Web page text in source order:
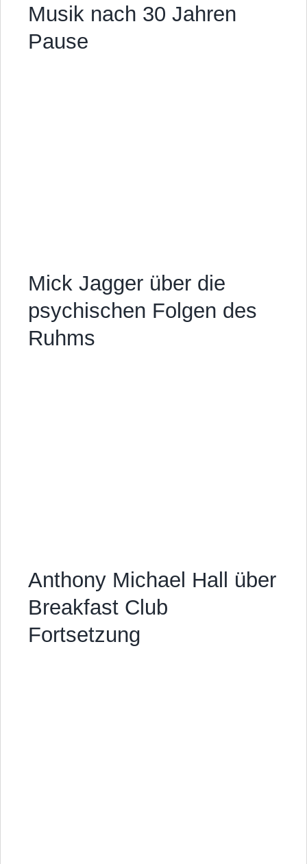
Musik nach 30 Jahren
Pause
Mick Jagger über die
psychischen Folgen des
Ruhms
Anthony Michael Hall über
Breakfast Club
Fortsetzung